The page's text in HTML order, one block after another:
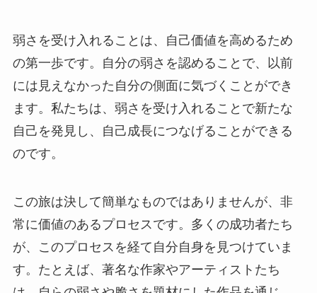
弱さを受け入れることは、自己価値を高めるため
の第一歩です。自分の弱さを認めることで、以前
には見えなかった自分の側面に気づくことができ
ます。私たちは、弱さを受け入れることで新たな
自己を発見し、自己成長につなげることができる
のです。
この旅は決して簡単なものではありませんが、非
常に価値のあるプロセスです。多くの成功者たち
が、このプロセスを経て自分自身を見つけていま
す。たとえば、著名な作家やアーティストたち